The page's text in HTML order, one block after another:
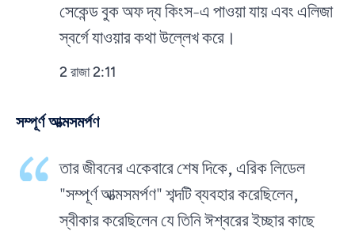
সেকেন্ড বুক অফ দ্য কিংস-এ পাওয়া যায় এবং এলিজা
স্বর্গে যাওয়ার কথা উল্লেখ করে।
2 রাজা 2:11
সম্পূর্ণ আত্মসমর্পণ
তার জীবনের একেবারে শেষ দিকে, এরিক লিডেল
"সম্পূর্ণ আত্মসমর্পণ" শব্দটি ব্যবহার করেছিলেন,
স্বীকার করেছিলেন যে তিনি ঈশ্বরের ইচ্ছার কাছে